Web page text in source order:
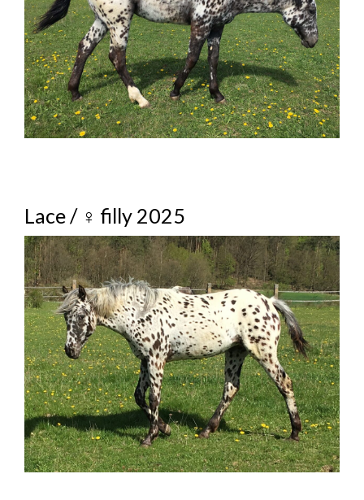
GENETIKA FARIEB II.
CSNB – NOČNÁ SLEPOTA
5 PANEL
CHOD, MIMOCHOD, INDIAN SHUFFLE
TERMOREGULÁCIA
WALKALOOSA
VESELO AJ VÁŽNE
UDALOSTI
XV.CZECH CHAMPIONSHIP APPALOOSA SHOW
2017
EUROPEAN CHAMPIONSHIP APPALOOSA
HORSE 2018
PRIPÚŠŤANIE – TREBA SA PRIPRAVIŤ
Lace / ♀ filly 2025